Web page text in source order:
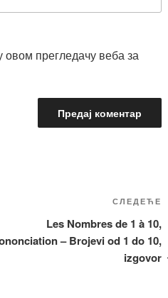
прегледачу веба за
СЛЕДЕЋЕ
Les Nombres de 1 à 10,
– Brojevi od 1 do 10,
izgovor